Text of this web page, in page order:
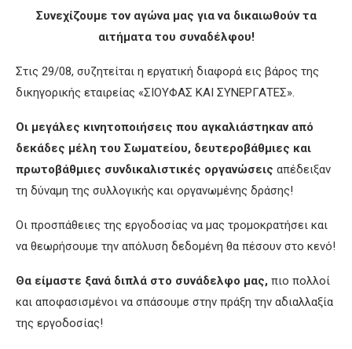
Συνεχίζουμε τον αγώνα μας για να δικαιωθούν τα
αιτήματα του συναδέλφου!
Στις 29/08, συζητείται η εργατική διαφορά εις βάρος της
δικηγορικής εταιρείας «ΣΙΟΥΦΑΣ ΚΑΙ ΣΥΝΕΡΓΑΤΕΣ».
Οι μεγάλες κινητοποιήσεις που αγκαλιάστηκαν από
δεκάδες μέλη του Σωματείου, δευτεροβάθμιες και
πρωτοβάθμιες συνδικαλιστικές οργανώσεις απέδειξαν
τη δύναμη της συλλογικής και οργανωμένης δράσης!
Οι προσπάθειες της εργοδοσίας να μας τρομοκρατήσει και
να θεωρήσουμε την απόλυση δεδομένη θα πέσουν στο κενό!
Θα είμαστε ξανά διπλά στο συνάδελφο μας, πιο πολλοί
και αποφασισμένοι να σπάσουμε στην πράξη την αδιαλλαξία
της εργοδοσίας!